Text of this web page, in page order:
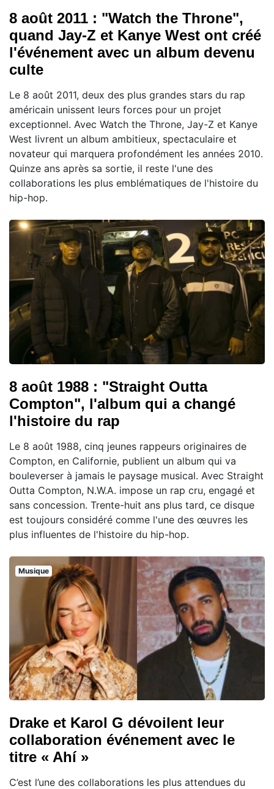
8 août 2011 : "Watch the Throne",
quand Jay-Z et Kanye West ont créé
l'événement avec un album devenu
culte
Le 8 août 2011, deux des plus grandes stars du rap
américain unissent leurs forces pour un projet
exceptionnel. Avec Watch the Throne, Jay-Z et Kanye
West livrent un album ambitieux, spectaculaire et
novateur qui marquera profondément les années 2010.
Quinze ans après sa sortie, il reste l'une des
collaborations les plus emblématiques de l'histoire du
hip-hop.
8 août 1988 : "Straight Outta
Compton", l'album qui a changé
l'histoire du rap
Le 8 août 1988, cinq jeunes rappeurs originaires de
Compton, en Californie, publient un album qui va
bouleverser à jamais le paysage musical. Avec Straight
Outta Compton, N.W.A. impose un rap cru, engagé et
sans concession. Trente-huit ans plus tard, ce disque
est toujours considéré comme l'une des œuvres les
plus influentes de l'histoire du hip-hop.
Musique
Drake et Karol G dévoilent leur
collaboration événement avec le
titre « Ahí »
C’est l’une des collaborations les plus attendues du